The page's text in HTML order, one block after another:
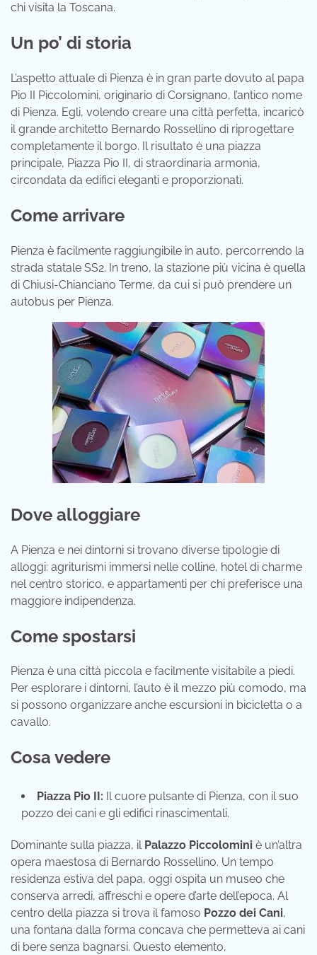
chi visita la Toscana.
Un po’ di storia
L’aspetto attuale di Pienza è in gran parte dovuto al papa
Pio II Piccolomini, originario di Corsignano, l’antico nome
di Pienza. Egli, volendo creare una città perfetta, incaricò
il grande architetto Bernardo Rossellino di riprogettare
completamente il borgo. Il risultato è una piazza
principale, Piazza Pio II, di straordinaria armonia,
circondata da edifici eleganti e proporzionati.
Come arrivare
Pienza è facilmente raggiungibile in auto, percorrendo la
strada statale SS2. In treno, la stazione più vicina è quella
di Chiusi-Chianciano Terme, da cui si può prendere un
autobus per Pienza.
Dove alloggiare
A Pienza e nei dintorni si trovano diverse tipologie di
alloggi: agriturismi immersi nelle colline, hotel di charme
nel centro storico, e appartamenti per chi preferisce una
maggiore indipendenza.
Come spostarsi
Pienza è una città piccola e facilmente visitabile a piedi.
Per esplorare i dintorni, l’auto è il mezzo più comodo, ma
si possono organizzare anche escursioni in bicicletta o a
cavallo.
Cosa vedere
Piazza Pio II: Il cuore pulsante di Pienza, con il suo
pozzo dei cani e gli edifici rinascimentali.
Dominante sulla piazza, il Palazzo Piccolomini è un’altra
opera maestosa di Bernardo Rossellino. Un tempo
residenza estiva del papa, oggi ospita un museo che
conserva arredi, affreschi e opere d’arte dell’epoca. Al
centro della piazza si trova il famoso Pozzo dei Cani,
una fontana dalla forma concava che permetteva ai cani
di bere senza bagnarsi. Questo elemento,